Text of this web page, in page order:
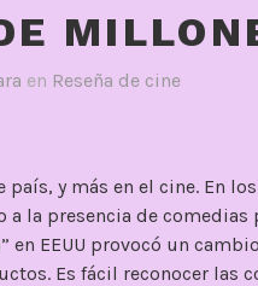
en Reseña de cine
y más en el cine. En
la presencia de comedias
en EEUU provocó un
Es fácil reconocer las